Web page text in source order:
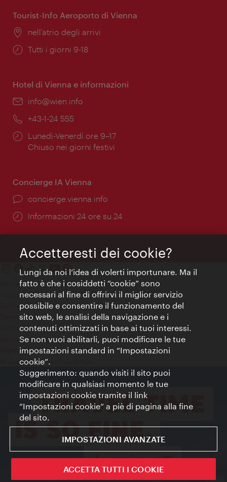
Tourist-Info Aeroporto di Vienna
Posizione:
nell’atrio degli arrivi
Orari
Tutti i giorni 9-18
Hotel di Vienna e informazioni
Email:
info@wien.info
Telefono:
+43-1-24 555
Orari
di
Lunedì-Venerdì ore 9–17
Chiuso nei giorni festivi
Concierge IA Vienna
Ort:
concierge.vienna.info
Öffnungszeiten:
Informazioni 24 ore su 24
Contatti
Colophon
Dichiarazione sulla protezione dei dati
Terms of Use
Accessibilità
Contatto stampa
Impostazioni cookie
© Copyright WienTourismus
Accetteresti dei cookie?
Lungi da noi l’idea di volerti importunare. Ma il
fatto è che i cosiddetti “cookie” sono
necessari al fine di offrirvi il miglior servizio
possibile e consentire il funzionamento del
sito web, le analisi della navigazione e i
contenuti ottimizzati in base ai tuoi interessi.
Se non vuoi abilitarli, puoi modificare le tue
impostazioni standard in “Impostazioni
cookie”.
Suggerimento: quando visiti il sito puoi
modificare in qualsiasi momento le tue
impostazioni cookie tramite il link
“Impostazioni cookie” a piè di pagina alla fine
del sito.
IMPOSTAZIONI AVANZATE
ACCETTA TUTTI I COOKIE